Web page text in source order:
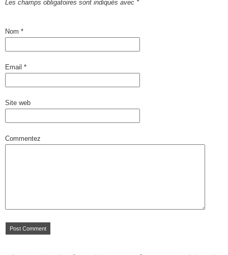
Les champs obligatoires sont indiqués avec *
Nom *
Email *
Site web
Commentez